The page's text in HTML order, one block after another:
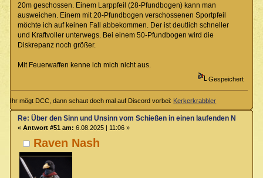
20m geschossen. Einem Larppfeil (28-Pfundbogen) kann man
ausweichen. Einem mit 20-Pfundbogen verschossenen Sportpfeil
möchte ich auf keinen Fall abbekommen. Der ist deutlich schneller
und Kraftvoller unterwegs. Bei einem 50-Pfundbogen wird die
Diskrepanz noch größer.
Mit Feuerwaffen kenne ich mich nicht aus.
Gespeichert
Ihr mögt DCC, dann schaut doch mal auf Discord vorbei: Kerkerkrabbler
Raven Nash
Re: Über den Sinn und Unsinn vom Schießen in einen laufenden
« Antwort #51 am: 6.08.2025 | 11:06 »